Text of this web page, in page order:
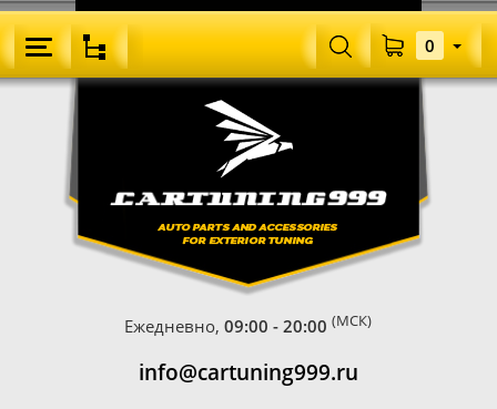
Ежедневно,09:00 - 20:00 (МСК)
info@cartuning999.ru
0